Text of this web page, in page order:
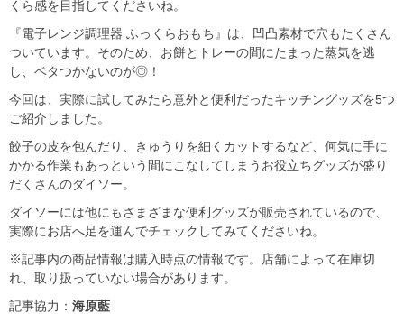
くら感を目指してくださいね。
『電子レンジ調理器 ふっくらおもち』は、凹凸素材で穴もたくさん
ついています。そのため、お餅とトレーの間にたまった蒸気を逃
し、ベタつかないのが◎！
今回は、実際に試してみたら意外と便利だったキッチングッズを5つ
ご紹介しました。
餃子の皮を包んだり、きゅうりを細くカットするなど、何気に手に
かかる作業もあっという間にこなしてしまうお役立ちグッズが盛り
だくさんのダイソー。
ダイソーには他にもさまざまな便利グッズが販売されているので、
実際にお店へ足を運んでチェックしてみてくださいね。
※記事内の商品情報は購入時点の情報です。店舗によって在庫切
れ、取り扱っていない場合があります。
記事協力： 海原藍